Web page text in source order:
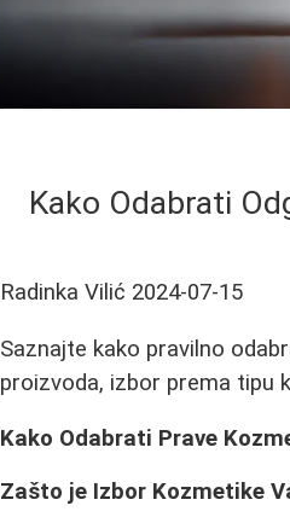
Kako Odabrati
Radinka Vilić 2024-07-15
Saznajte kako pravilno
proizvoda, izbor prema tipu
Kako Odabrati Prave
Zašto je Izbor Kozmetike